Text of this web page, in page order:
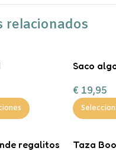
relacionados
nubes y
Saco
Magos”
€ 19,95
regalitos
Taza